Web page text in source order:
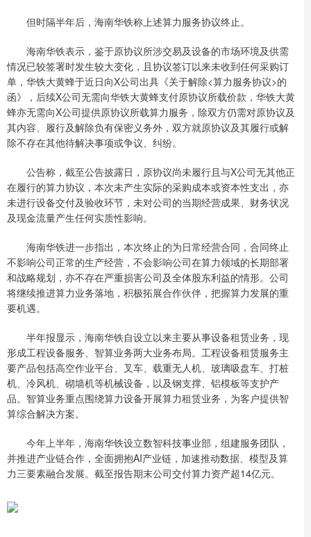
但时隔半年后，海南华铁称上述算力服务协议终止。
海南华铁表示，鉴于原协议所涉交易及设备的市场环境及供需
情况已较签署时发生较大变化，且协议签订以来未收到任何采购订
单，华铁大黄蜂于近日向X公司出具《关于解除<算力服务协议>的
函》，后续X公司无需向华铁大黄蜂支付原协议所载价款，华铁大黄
蜂亦无需向X公司提供原协议所载算力服务，除双方仍需对原协议及
其内容、履行及解除负有保密义务外，双方就原协议及其履行或解
除不存在其他待解决事项或争议、纠纷。
公告称，截至公告披露日，原协议尚未履行且与X公司无其他正
在履行的算力协议，本次未产生实际的采购成本或资本性支出，亦
未进行设备交付及验收环节，未对公司的当期经营成果、财务状况
及现金流量产生任何实质性影响。
海南华铁进一步指出，本次终止的为日常经营合同，合同终止
不影响公司正常的生产经营，不会影响公司在算力领域的长期部署
和战略规划，亦不存在严重损害公司及全体股东利益的情形。公司
将继续推进算力业务落地，积极拓展合作伙伴，把握算力发展的重
要机遇。
半年报显示，海南华铁自设立以来主要从事设备租赁业务，现
形成工程设备服务、智算业务两大业务布局。工程设备租赁服务主
要产品包括高空作业平台、叉车、载重无人机、玻璃吸盘车、打桩
机、冷风机、砌墙机等机械设备，以及钢支撑、铝模板等支护产
品。智算业务重点围绕算力设备开展算力租赁业务，为客户提供智
算综合解决方案。
今年上半年，海南华铁设立数智科技事业部，组建服务团队，
并推进产业链合作，全面拥抱AI产业链，加速推动数据、模型及算
力三要素融合发展。截至报告期末公司交付算力资产超14亿元。